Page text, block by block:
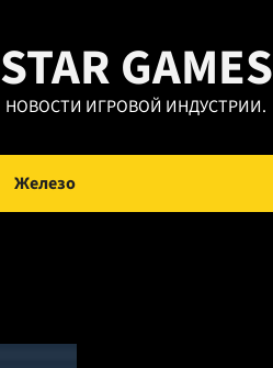
STAR GAMES
НОВОСТИ ИГРОВОЙ ИНДУСТРИИ.
Железо